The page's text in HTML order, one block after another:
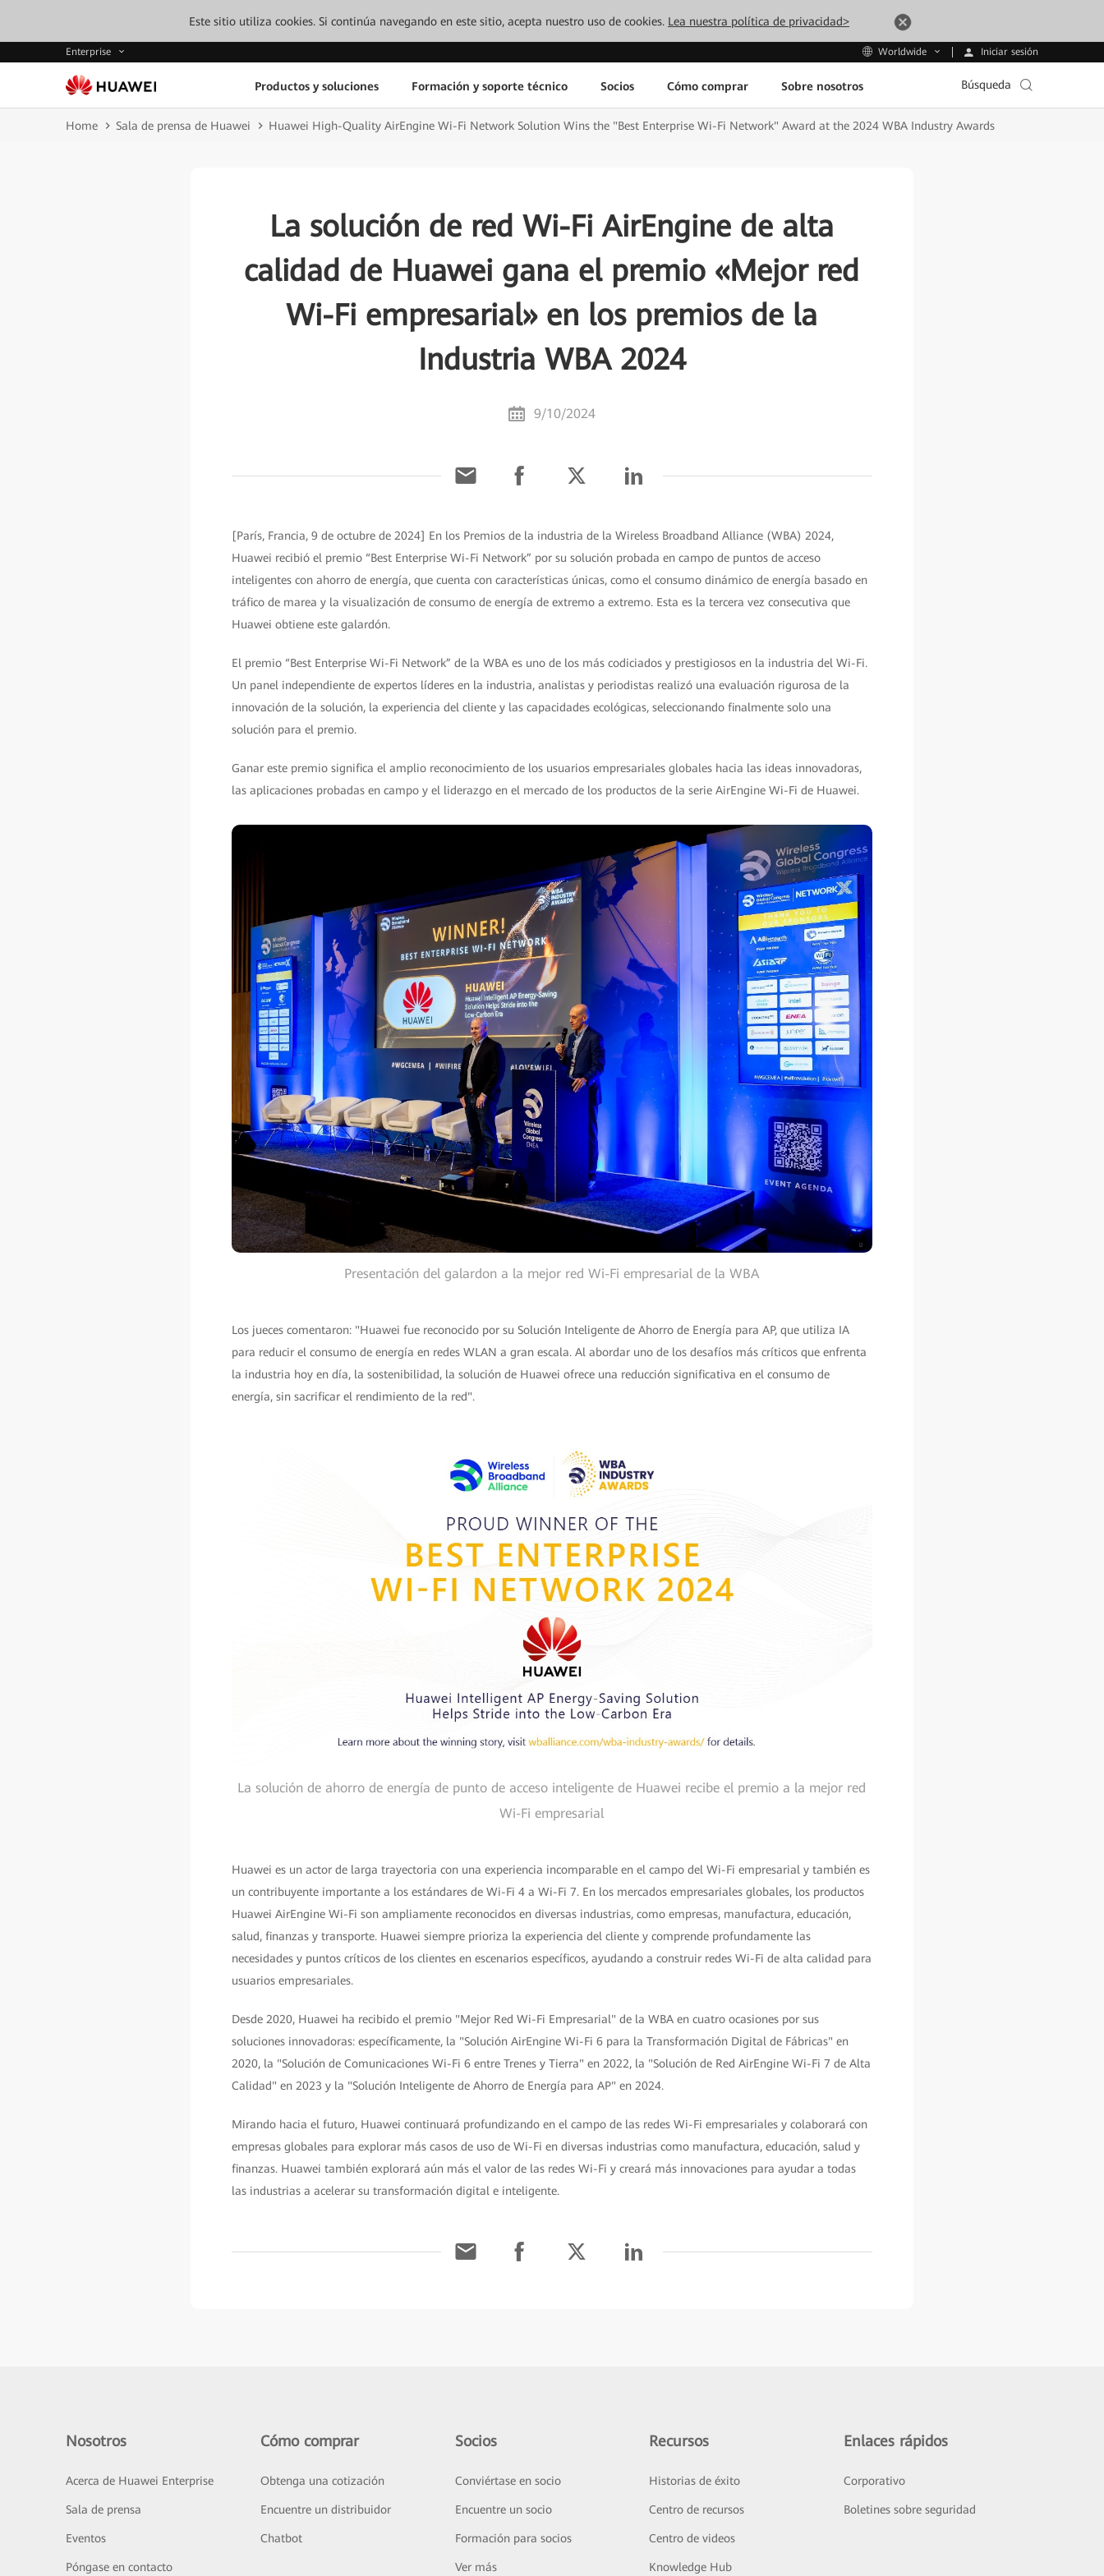
Este sitio utiliza cookies. Si continúa navegando en este sitio, acepta nuestro uso de cookies. Lea nuestra política de privacidad>
Enterprise Worldwide Iniciar sesión
Productos y soluciones Formación y soporte técnico Socios Cómo comprar Sobre nosotros Búsqueda
Home Sala de prensa de Huawei Huawei High-Quality AirEngine Wi-Fi Network Solution Wins the "Best Enterprise Wi-Fi Network" Award at the 2024 WBA Industry Awards
La solución de red Wi-Fi AirEngine de alta
calidad de Huawei gana el premio «Mejor red
Wi-Fi empresarial» en los premios de la
Industria WBA 2024
9/10/2024
[París, Francia, 9 de octubre de 2024] En los Premios de la industria de la Wireless Broadband Alliance (WBA) 2024,
Huawei recibió el premio “Best Enterprise Wi-Fi Network” por su solución probada en campo de puntos de acceso
inteligentes con ahorro de energía, que cuenta con características únicas, como el consumo dinámico de energía basado en
tráfico de marea y la visualización de consumo de energía de extremo a extremo. Esta es la tercera vez consecutiva que
Huawei obtiene este galardón.
El premio “Best Enterprise Wi-Fi Network” de la WBA es uno de los más codiciados y prestigiosos en la industria del Wi-Fi.
Un panel independiente de expertos líderes en la industria, analistas y periodistas realizó una evaluación rigurosa de la
innovación de la solución, la experiencia del cliente y las capacidades ecológicas, seleccionando finalmente solo una
solución para el premio.
Ganar este premio significa el amplio reconocimiento de los usuarios empresariales globales hacia las ideas innovadoras,
las aplicaciones probadas en campo y el liderazgo en el mercado de los productos de la serie AirEngine Wi-Fi de Huawei.
Presentación del galardon a la mejor red Wi-Fi empresarial de la WBA
Los jueces comentaron: "Huawei fue reconocido por su Solución Inteligente de Ahorro de Energía para AP, que utiliza IA
para reducir el consumo de energía en redes WLAN a gran escala. Al abordar uno de los desafíos más críticos que enfrenta
la industria hoy en día, la sostenibilidad, la solución de Huawei ofrece una reducción significativa en el consumo de
energía, sin sacrificar el rendimiento de la red".
La solución de ahorro de energía de punto de acceso inteligente de Huawei recibe el premio a la mejor red
Wi-Fi empresarial
Huawei es un actor de larga trayectoria con una experiencia incomparable en el campo del Wi-Fi empresarial y también es
un contribuyente importante a los estándares de Wi-Fi 4 a Wi-Fi 7. En los mercados empresariales globales, los productos
Huawei AirEngine Wi-Fi son ampliamente reconocidos en diversas industrias, como empresas, manufactura, educación,
salud, finanzas y transporte. Huawei siempre prioriza la experiencia del cliente y comprende profundamente las
necesidades y puntos críticos de los clientes en escenarios específicos, ayudando a construir redes Wi-Fi de alta calidad para
usuarios empresariales.
Desde 2020, Huawei ha recibido el premio "Mejor Red Wi-Fi Empresarial" de la WBA en cuatro ocasiones por sus
soluciones innovadoras: específicamente, la "Solución AirEngine Wi-Fi 6 para la Transformación Digital de Fábricas" en
2020, la "Solución de Comunicaciones Wi-Fi 6 entre Trenes y Tierra" en 2022, la "Solución de Red AirEngine Wi-Fi 7 de Alta
Calidad" en 2023 y la "Solución Inteligente de Ahorro de Energía para AP" en 2024.
Mirando hacia el futuro, Huawei continuará profundizando en el campo de las redes Wi-Fi empresariales y colaborará con
empresas globales para explorar más casos de uso de Wi-Fi en diversas industrias como manufactura, educación, salud y
finanzas. Huawei también explorará aún más el valor de las redes Wi-Fi y creará más innovaciones para ayudar a todas
las industrias a acelerar su transformación digital e inteligente.
Nosotros
Acerca de Huawei Enterprise
Sala de prensa
Eventos
Póngase en contacto
Cómo comprar
Obtenga una cotización
Encuentre un distribuidor
Chatbot
Socios
Conviértase en socio
Encuentre un socio
Formación para socios
Ver más
Recursos
Historias de éxito
Centro de recursos
Centro de videos
Knowledge Hub
Enlaces rápidos
Corporativo
Boletines sobre seguridad